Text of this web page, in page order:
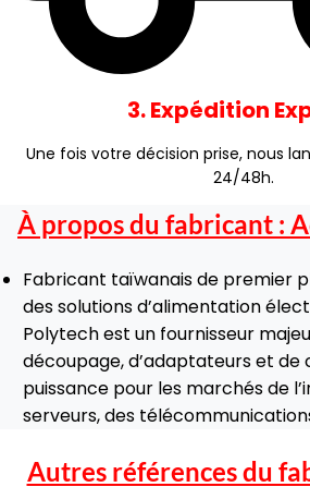
3. Expédition
Une fois votre décision prise, nous
24/48h.
À propos du fabricant :
Fabricant taïwanais de premier
des solutions d’alimentation
Polytech est un fournisseur
découpage, d’adaptateurs et de
puissance pour les marchés de
serveurs, des
Autres références du